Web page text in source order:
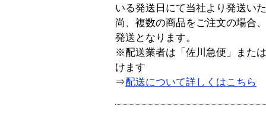
いる発送日にて当社より発送い
尚、複数の商品をご注文の場合
発送となります。
※配送業者は「佐川急便」また
けます
⇒配送について詳しくはこちら